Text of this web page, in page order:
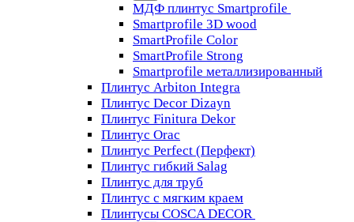
МДФ плинтус Smartprofile
Smartprofile 3D wood
SmartProfile Color
SmartProfile Strong
Smartprofile металлизированный
Плинтус Arbiton Integra
Плинтус Decor Dizayn
Плинтус Finitura Dekor
Плинтус Orac
Плинтус Perfect (Перфект)
Плинтус гибкий Salag
Плинтус для труб
Плинтус с мягким краем
Плинтусы COSCA DECOR